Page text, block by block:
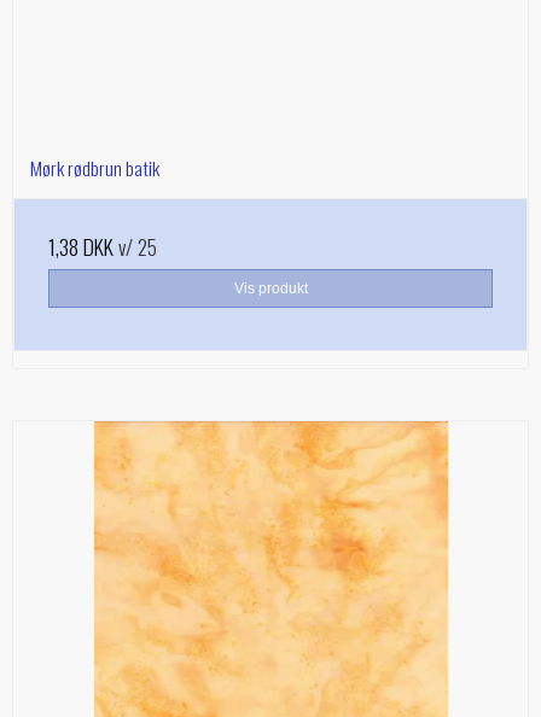
Mørk rødbrun batik
1,38 DKKv/ 25
Vis produkt